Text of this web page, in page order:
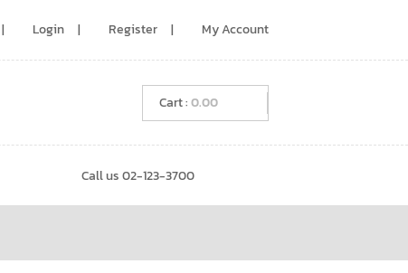
Login Register My Account
0.00
Call us 02-123-3700